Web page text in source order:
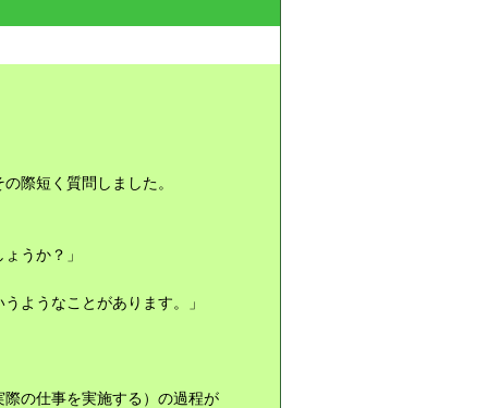
際短く質問しました。
うか？」
ようなことがあります。」
の仕事を実施する）の過程が